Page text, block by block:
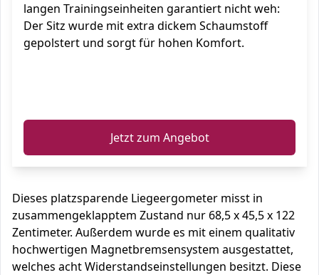
langen Trainingseinheiten garantiert nicht weh:
Der Sitz wurde mit extra dickem Schaumstoff
gepolstert und sorgt für hohen Komfort.
Jetzt zum Angebot
Dieses platzsparende Liegeergometer misst in
zusammengeklapptem Zustand nur 68,5 x 45,5 x 122
Zentimeter. Außerdem wurde es mit einem qualitativ
hochwertigen Magnetbremsensystem ausgestattet,
welches acht Widerstandseinstellungen besitzt. Diese